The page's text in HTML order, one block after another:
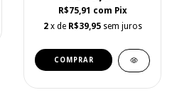
R$75,91 com Pix
2 x de R$39,95 sem juros